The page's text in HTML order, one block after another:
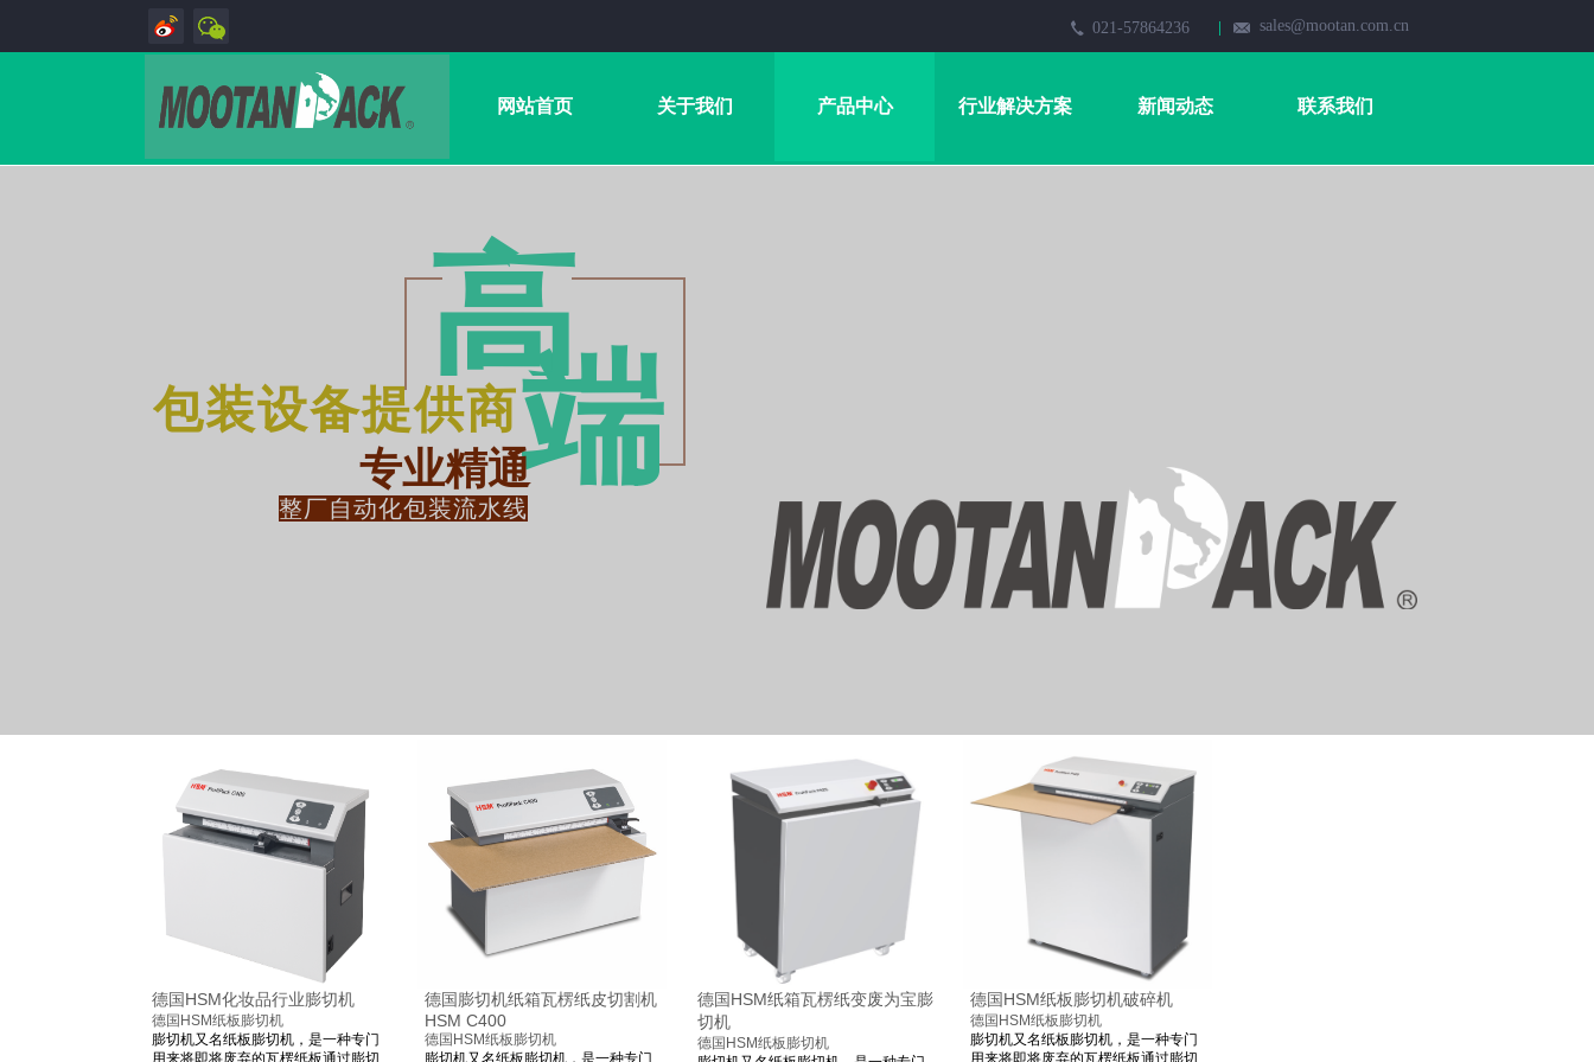
021-57864236 sales@mootan.com.cn
网站首页 关于我们 产品中心 行业解决方案 新闻动态 联系我们
专业精通
高
包装设备提供商端
整厂自动化包装流水线
德国HSM化妆品行业膨切机
德国HSM纸板膨切机
膨切机又名纸板膨切机 ，是一种专门
用来将即将废弃的瓦楞纸板通过膨切
德国膨切机纸箱瓦楞纸皮切割机
HSM C400
德国HSM纸板膨切机
膨切机又名纸板膨切机 ，是一种专门
德国HSM纸箱瓦楞纸变废为宝膨
切机
德国HSM纸板膨切机
德国HSM纸板膨切机破碎机
德国HSM纸板膨切机
膨切机又名纸板膨切机 ，是一种专门
用来将即将废弃的瓦楞纸板通过膨切